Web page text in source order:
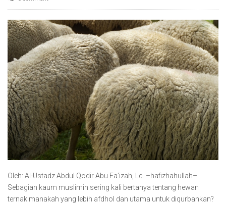
Oleh: Al-Ustadz Abdul Qodir Abu Fa’izah, Lc. –hafizhahullah–
Sebagian kaum muslimin sering kali bertanya tentang hewan
ternak manakah yang lebih afdhol dan utama untuk diqurbankan?